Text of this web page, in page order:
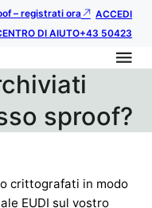
– registrati ora
ACCEDI
DI AIUTO+43 50423
sproof?
crittografati in modo
EUDI sul vostro